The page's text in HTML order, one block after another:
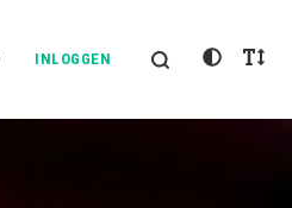
INLOGGEN